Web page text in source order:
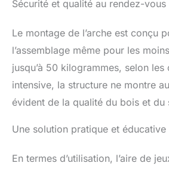
Sécurité et qualité au rendez-vous
Le montage de l’arche est conçu
l’assemblage même pour les
jusqu’à 50 kilogrammes, selon
intensive, la structure ne montre
évident de la qualité du bois et
Une solution pratique et éducative
En termes d’utilisation, l’aire de